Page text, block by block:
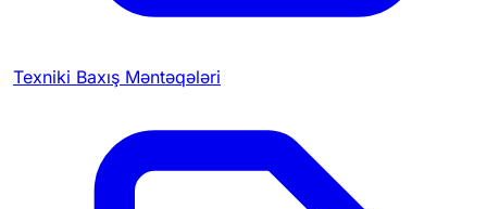
Texniki Baxış Məntəqələri